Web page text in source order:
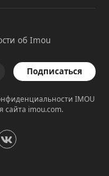
об Imou
Подписаться
IMOU
сайта imou.com.